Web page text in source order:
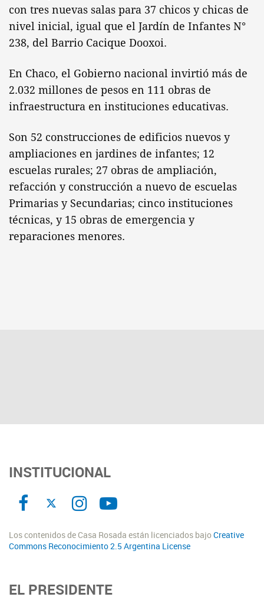
con tres nuevas salas para 37 chicos y chicas de
nivel inicial, igual que el Jardín de Infantes N°
238, del Barrio Cacique Dooxoi.
En Chaco, el Gobierno nacional invirtió más de
2.032 millones de pesos en 111 obras de
infraestructura en instituciones educativas.
Son 52 construcciones de edificios nuevos y
ampliaciones en jardines de infantes; 12
escuelas rurales; 27 obras de ampliación,
refacción y construcción a nuevo de escuelas
Primarias y Secundarias; cinco instituciones
técnicas, y 15 obras de emergencia y
reparaciones menores.
INSTITUCIONAL
Los contenidos de Casa Rosada están licenciados bajoCreative
Commons Reconocimiento 2.5 Argentina License
EL PRESIDENTE